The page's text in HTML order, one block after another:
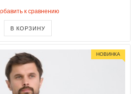
к сравнению
В КОРЗИНУ
НОВИНКА